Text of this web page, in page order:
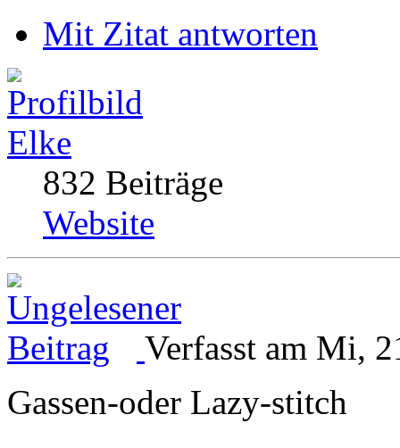
Mit Zitat antworten
Elke
832 Beiträge
Website
Verfasst am Mi,
Gassen-oder Lazy-stitch